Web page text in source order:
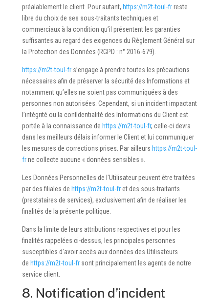
préalablement le client. Pour autant, https://m2t-toul-fr reste
libre du choix de ses sous-traitants techniques et
commerciaux à la condition qu’il présentent les garanties
suffisantes au regard des exigences du Règlement Général sur
la Protection des Données (RGPD : n° 2016-679).
https://m2t-toul-fr s’engage à prendre toutes les précautions
nécessaires afin de préserver la sécurité des Informations et
notamment qu’elles ne soient pas communiquées à des
personnes non autorisées. Cependant, si un incident impactant
l’intégrité ou la confidentialité des Informations du Client est
portée à la connaissance de https://m2t-toul-fr, celle-ci devra
dans les meilleurs délais informer le Client et lui communiquer
les mesures de corrections prises. Par ailleurs https://m2t-toul-
fr ne collecte aucune « données sensibles ».
Les Données Personnelles de l’Utilisateur peuvent être traitées
par des filiales de https://m2t-toul-fr et des sous-traitants
(prestataires de services), exclusivement afin de réaliser les
finalités de la présente politique.
Dans la limite de leurs attributions respectives et pour les
finalités rappelées ci-dessus, les principales personnes
susceptibles d’avoir accès aux données des Utilisateurs
de https://m2t-toul-fr sont principalement les agents de notre
service client.
8. Notification d’incident